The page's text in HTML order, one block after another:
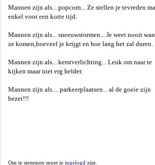
Mannen zijn als... popcorn... Ze stellen je tevreden
enkel voor een korte tijd.
Mannen zijn als... sneeuwstormen... Je weet nooit
ze komen,hoeveel je krijgt en hoe lang het zal duren.
Mannen zijn als... kerstverlichting... Leuk om naar te
kijken maar niet erg helder.
Mannen zijn als.... parkeerplaatsen... al de goeie zijn
bezet!!!
Om te stemmen moet je ingelogd zijn.